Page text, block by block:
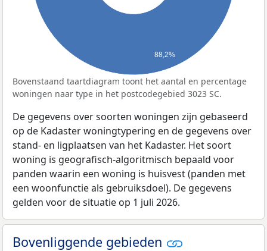
88,2%
Bovenstaand taartdiagram toont het aantal en percentage
woningen naar type in het postcodegebied 3023 SC.
De gegevens over soorten woningen zijn gebaseerd
op de Kadaster woningtypering en de gegevens over
stand- en ligplaatsen van het Kadaster. Het soort
woning is geografisch-algoritmisch bepaald voor
panden waarin een woning is huisvest (panden met
een woonfunctie als gebruiksdoel). De gegevens
gelden voor de situatie op 1 juli 2026.
Bovenliggende gebieden